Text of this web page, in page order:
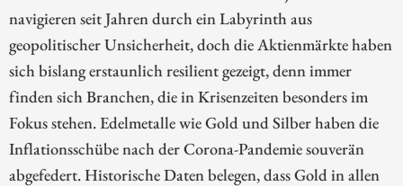
navigieren seit Jahren durch ein Labyrinth aus
geopolitischer Unsicherheit, doch die Aktienmärkte haben
sich bislang erstaunlich resilient gezeigt, denn immer
finden sich Branchen, die in Krisenzeiten besonders im
Fokus stehen. Edelmetalle wie Gold und Silber haben die
Inflationsschübe nach der Corona-Pandemie souverän
abgefedert. Historische Daten belegen, dass Gold in allen